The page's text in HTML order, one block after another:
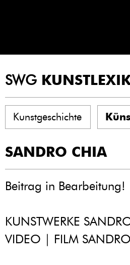
SWG
Kunstgeschichte
SANDRO CHIA
Beitrag in Bearbeitung!
KUNSTWERKE
VIDEO | FILM